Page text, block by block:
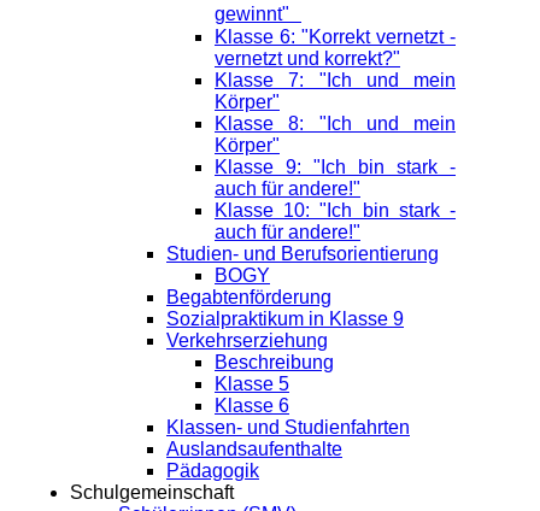
gewinnt"
Klasse 6: "Korrekt vernetzt -
vernetzt und korrekt?"
Klasse 7: "Ich und mein
Körper"
Klasse 8: "Ich und mein
Körper"
Klasse 9: "Ich bin stark -
auch für andere!"
Klasse 10: "Ich bin stark -
auch für andere!"
Studien- und Berufsorientierung
BOGY
Begabtenförderung
Sozialpraktikum in Klasse 9
Verkehrserziehung
Beschreibung
Klasse 5
Klasse 6
Klassen- und Studienfahrten
Auslandsaufenthalte
Pädagogik
Schulgemeinschaft